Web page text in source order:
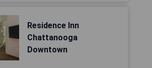
Residence Inn
Chattanooga
Downtown